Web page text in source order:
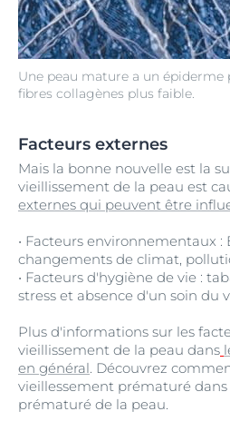
Une peau mature a un épiderme
fibres collagènes plus faible.
Facteurs externes
Mais la bonne nouvelle est la
vieillissement de la peau est
externes qui peuvent être
• Facteurs environnementaux :
changements de climat,
• Facteurs d'hygiène de vie :
stress et absence d'un soin du
Plus d'informations sur les
vieillissement de la peau dans
en général. Découvrez
vieillessement prématuré
prématuré de la peau.